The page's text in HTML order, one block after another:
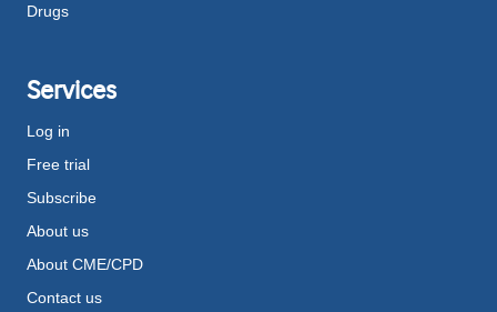
Drugs
Services
Log in
Free trial
Subscribe
About us
About CME/CPD
Contact us